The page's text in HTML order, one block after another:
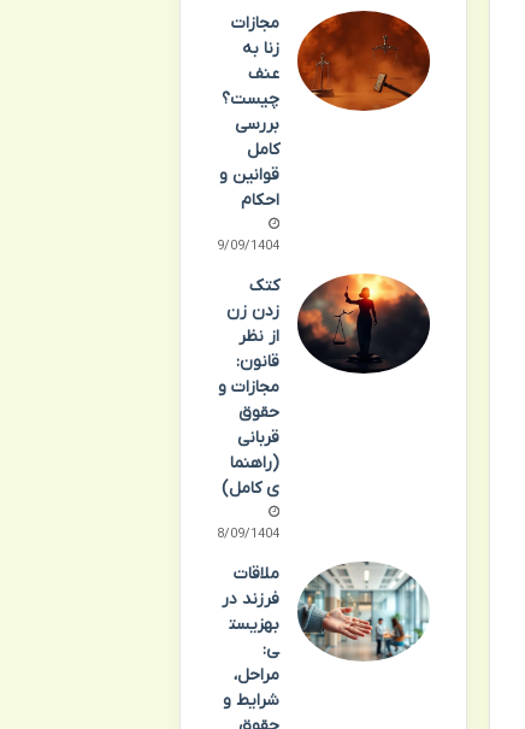
مجازات
زنا به
عنف
چیست؟
بررسی
کامل
قوانین و
احکام
19/09/1404
کتک
زدن زن
از نظر
قانون:
مجازات و
حقوق
قربانی
(راهنما
ی کامل)
18/09/1404
ملاقات
فرزند در
بهزیست
ی:
مراحل،
شرایط و